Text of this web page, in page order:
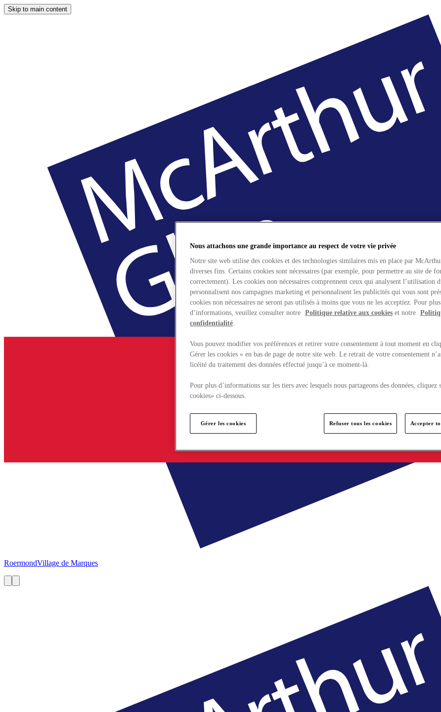
Skip to main content
RoermondVillage de Marques
Nous attachons une grande importance au respect de votre vie privée
Notre site web utilise des cookies et des technologies similaires mis en place par
diverses fins. Certains cookies sont nécessaires (par exemple, pour permettre au site de
correctement). Les cookies non nécessaires comprennent ceux qui analysent l’utilisation
personnalisent nos campagnes marketing et personnalisent les publicités qui vous sont
cookies non nécessaires ne seront pas utilisés à moins que vous ne les acceptiez. Pour plus
d’informations, veuillez consulter notre Politique relative aux cookies et notre
confidentialité.
Vous pouvez modifier vos préférences et retirer votre consentement à tout moment en
Gérer les cookies » en bas de page de notre site web. Le retrait de votre consentement
licéité du traitement des données effectué jusqu’à ce moment-là.
Pour plus d’informations sur les tiers avec lesquels nous partageons des données, cliquez
cookies» ci-dessous.
Gérer les cookies Refuser tous les cookies Accepter